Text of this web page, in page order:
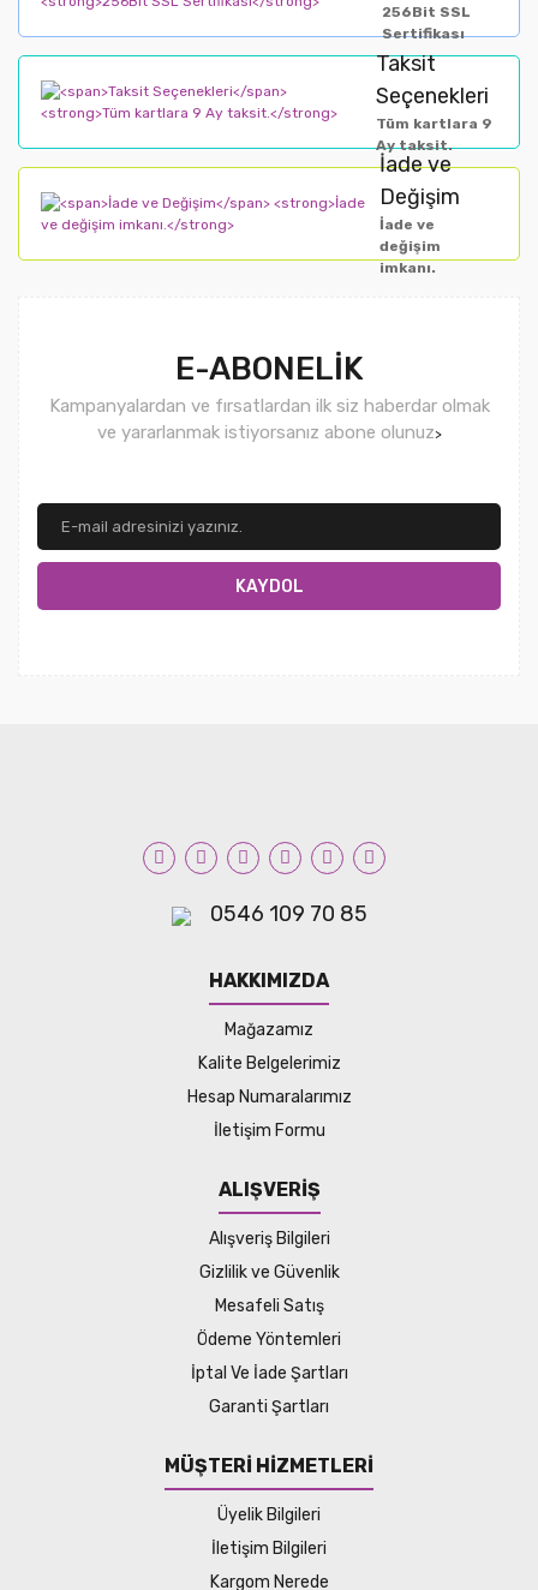
256Bit SSL
Sertifikası
Taksit
Seçenekleri
Tüm kartlara 9
Ay taksit.
İade ve
Değişim
İade ve
değişim
imkanı.
E-ABONELİK
Kampanyalardan ve fırsatlardan ilk siz haberdar olmak
ve yararlanmak istiyorsanız abone olunuz>
KAYDOL
0546 109 70 85
HAKKIMIZDA
Mağazamız
Kalite Belgelerimiz
Hesap Numaralarımız
İletişim Formu
ALIŞVERİŞ
Alışveriş Bilgileri
Gizlilik ve Güvenlik
Mesafeli Satış
Ödeme Yöntemleri
İptal Ve İade Şartları
Garanti Şartları
MÜŞTERİ HİZMETLERİ
Üyelik Bilgileri
İletişim Bilgileri
Kargom Nerede